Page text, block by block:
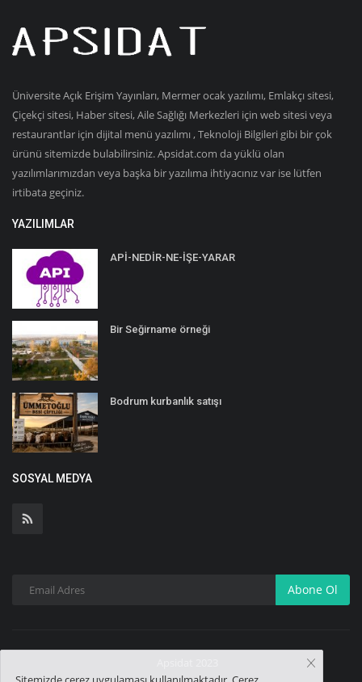
Üniversite Açık Erişim Yayınları, Mermer ocak yazılımı, Emlakçı sitesi,
Çiçekçi sitesi, Haber sitesi, Aile Sağlığı Merkezleri için web sitesi veya
restaurantlar için dijital menü yazılımı , Teknoloji Bilgileri gibi bir çok
ürünü sitemizde bulabilirsiniz. Apsidat.com da yüklü olan
yazılımlarımızdan veya başka bir yazılıma ihtiyacınız var ise lütfen
irtibata geçiniz.
YAZILIMLAR
APİ-NEDİR-NE-İŞE-YARAR
Bir Seğirname örneği
Bodrum kurbanlık satışı
SOSYAL MEDYA
Abone Ol